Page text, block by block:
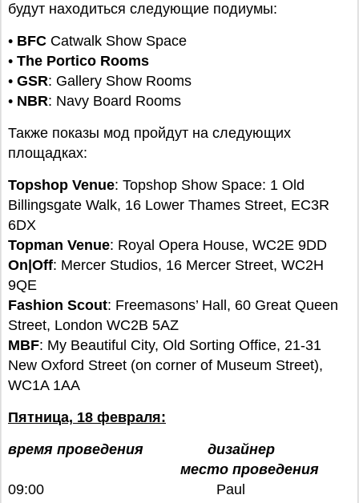
будут находиться следующие подиумы:
• BFC Catwalk Show Space
• The Portico Rooms
• GSR: Gallery Show Rooms
• NBR: Navy Board Rooms
Также показы мод пройдут на следующих
площадках:
Topshop Venue: Topshop Show Space: 1 Old
Billingsgate Walk, 16 Lower Thames Street, EC3R
6DX
Topman Venue: Royal Opera House, WC2E 9DD
On|Off: Mercer Studios, 16 Mercer Street, WC2H
9QE
Fashion Scout: Freemasons’ Hall, 60 Great Queen
Street, London WC2B 5AZ
MBF: My Beautiful City, Old Sorting Office, 21-31
New Oxford Street (on corner of Museum Street),
WC1A 1AA
Пятница, 18 февраля:
время проведения
дизайнер
место проведения
09:00 Paul